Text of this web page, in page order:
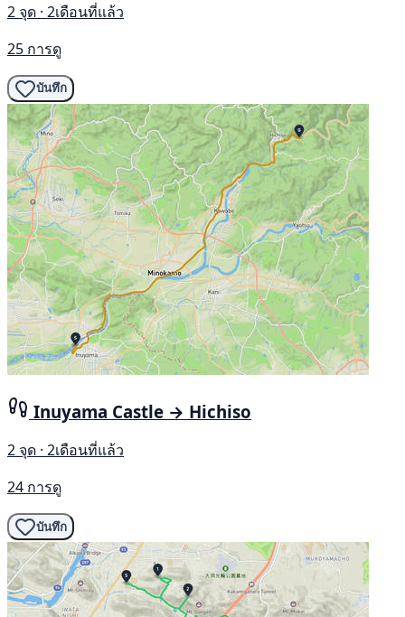
2 จุด · 2เดือนที่แล้ว
25 การดู
บันทึก
Inuyama Castle → Hichiso
2 จุด · 2เดือนที่แล้ว
24 การดู
บันทึก